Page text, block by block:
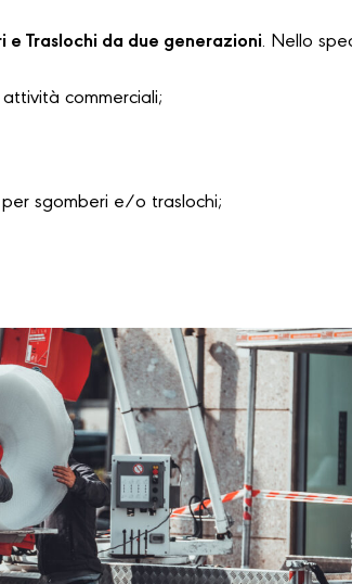
e Traslochi da due generazioni. Nello
commerciali;
sgomberi e/o traslochi;